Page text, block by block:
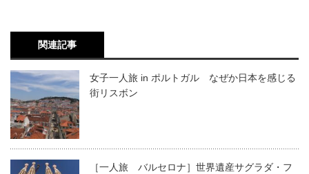
関連記事
女子一人旅 in ポルトガル なぜか日本を感じる
街リスボン
［一人旅 バルセロナ］世界遺産サグラダ・フ